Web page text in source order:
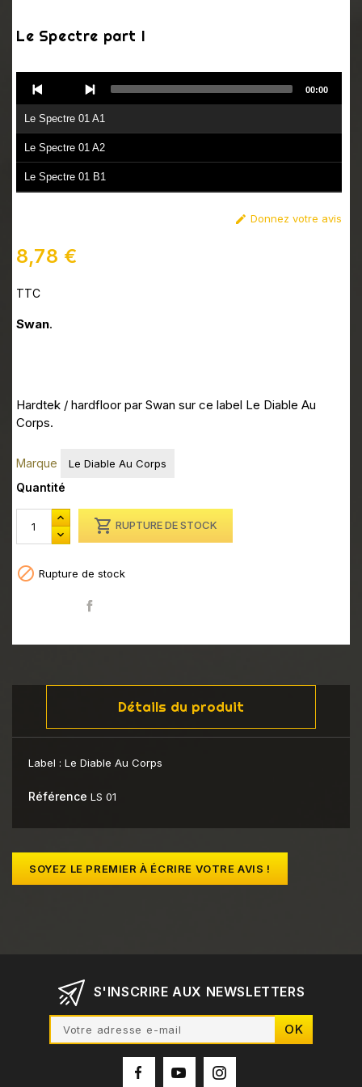
Le Spectre part I
Player
Le Spectre 01 A1
Le Spectre 01 A2
Le Spectre 01 B1
00:00
 Donnez votre avis
8,78 €
TTC
Swan.
Hardtek / hardfloor par Swan sur ce label Le Diable Au
Corps.
Marque Le Diable Au Corps
Quantité
 RUPTURE DE STOCK
 Rupture de stock
Détails du produit
Label : Le Diable Au Corps
Référence LS 01
SOYEZ LE PREMIER À ÉCRIRE VOTRE AVIS !
S'INSCRIRE AUX NEWSLETTERS